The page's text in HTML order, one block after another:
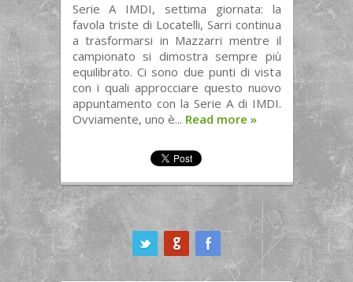
Serie A IMDI, settima giornata: la
favola triste di Locatelli, Sarri continua
a trasformarsi in Mazzarri mentre il
campionato si dimostra sempre più
equilibrato. Ci sono due punti di vista
con i quali approcciare questo nuovo
appuntamento con la Serie A di IMDI.
Ovviamente, uno è... Read more »